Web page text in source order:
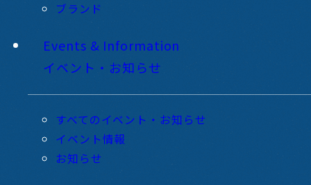
ブランド
Events & Information
イベント・お知らせ
すべてのイベント・お知らせ
イベント情報
お知らせ